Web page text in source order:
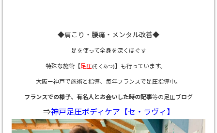
◆肩こり・腰痛・メンタル改善◆
足を使って全身を深くほぐす
特殊な施術【足圧(そくあつ)】も行っています。
大阪ー神戸で施術と指導、 毎年フランスで足圧指導中。
フランスでの様子、有名人とお会いした時の記事等の足圧ブログ
⇒神戸足圧ボディケア【セ・ラヴィ】